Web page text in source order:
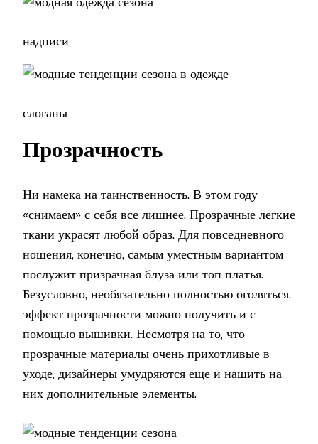
надписи
слоганы
Прозрачность
Ни намека на таинственность. В этом году
«снимаем» с себя все лишнее. Прозрачные легкие
ткани украсят любой образ. Для повседневного
ношения, конечно, самым уместным вариантом
послужит призрачная блуза или топ платья.
Безусловно, необязательно полностью оголяться,
эффект прозрачности можно получить и с
помощью вышивки. Несмотря на то, что
прозрачные материалы очень прихотливые в
уходе, дизайнеры умудряются еще и нашить на
них дополнительные элементы.